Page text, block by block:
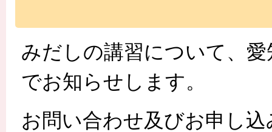
みだしの講習について、
でお知らせします。
お問い合わせ及びお申し